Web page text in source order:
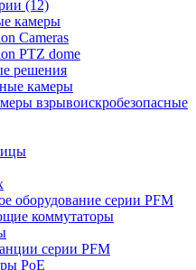
(12)
камеры
Cameras
PTZ dome
решения
камеры
взрывоискробезопасные
оборудование серии PFM
коммутаторы
серии PFM
PoE